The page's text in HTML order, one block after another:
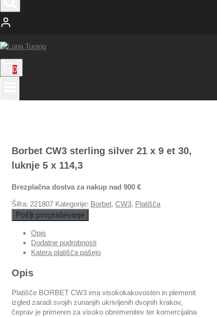
0
Borbet CW3 sterling silver 21 x 9 et 30,
luknje 5 x 114,3
Brezplačna dostva za nakup nad 900 €
Šifra: 221807 Kategorije: Borbet, CW3, Platišča
Pošlji povpraševanje
Opis
Dodatne podrobnosti
Katera platišča pašejo
Opis
Platišče BORBET CW3 ima visokokakovosten in plemenit
izgled zaradi svojih zunanjih ukrivljenih dvojnih krakov,
čeprav je primeren za visoko obremenitev ter komercijalna